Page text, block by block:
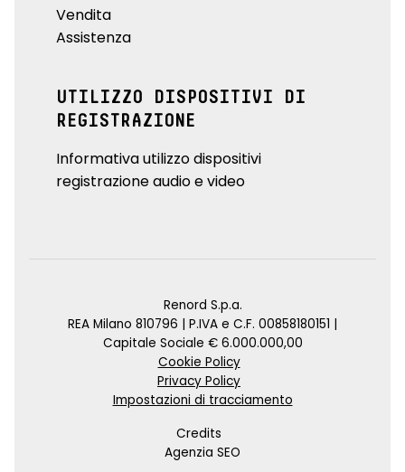
Vendita
Assistenza
UTILIZZO DISPOSITIVI DI
REGISTRAZIONE
Informativa utilizzo dispositivi
registrazione audio e video
Renord S.p.a.
REA Milano 810796 | P.IVA e C.F. 00858180151 |
Capitale Sociale € 6.000.000,00
Cookie Policy
Privacy Policy
Impostazioni di tracciamento
Credits
Agenzia SEO